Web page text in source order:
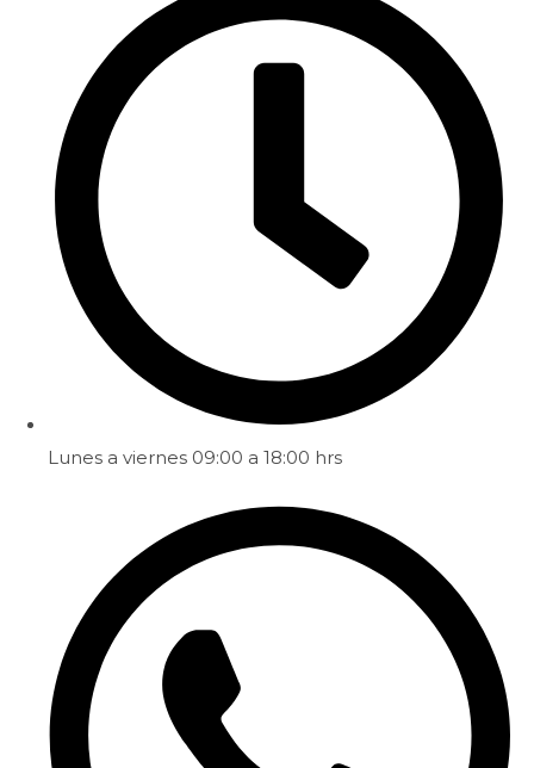
Lunes a viernes 09:00 a 18:00 hrs